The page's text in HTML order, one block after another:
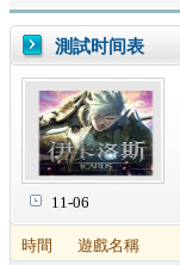
測試时间表
11-06
時間 遊戲名稱